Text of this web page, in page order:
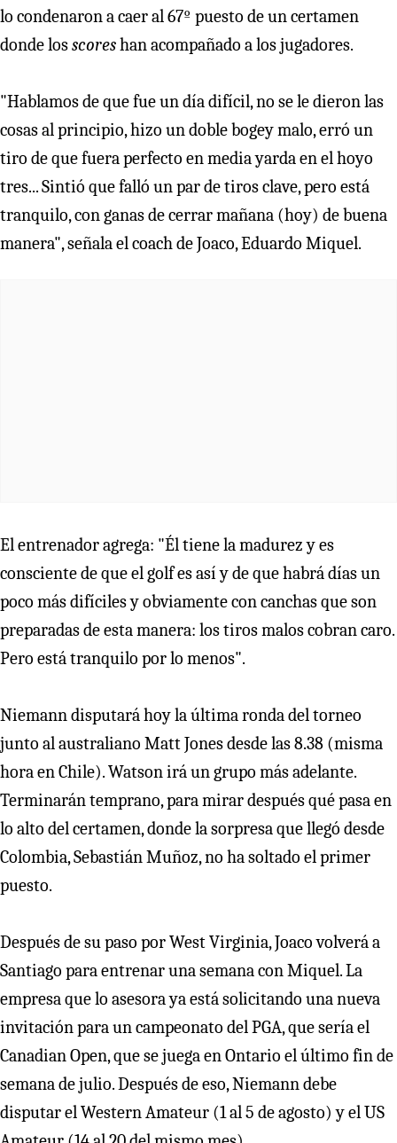
lo condenaron a caer al 67º puesto de un certamen
donde losscoreshan acompañado a los jugadores.
"Hablamos de que fue un día difícil, no se le dieron las
cosas al principio, hizo un doble bogey malo, erró un
tiro de que fuera perfecto en media yarda en el hoyo
tres... Sintió que falló un par de tiros clave, pero está
tranquilo, con ganas de cerrar mañana (hoy) de buena
manera", señala el coach de Joaco, Eduardo Miquel.
El entrenador agrega: "Él tiene la madurez y es
consciente de que el golf es así y de que habrá días un
poco más difíciles y obviamente con canchas que son
preparadas de esta manera: los tiros malos cobran caro.
Pero está tranquilo por lo menos".
Niemann disputará hoy la última ronda del torneo
junto al australiano Matt Jones desde las 8.38 (misma
hora en Chile). Watson irá un grupo más adelante.
Terminarán temprano, para mirar después qué pasa en
lo alto del certamen, donde la sorpresa que llegó desde
Colombia, Sebastián Muñoz, no ha soltado el primer
puesto.
Después de su paso por West Virginia, Joaco volverá a
Santiago para entrenar una semana con Miquel. La
empresa que lo asesora ya está solicitando una nueva
invitación para un campeonato del PGA, que sería el
Canadian Open, que se juega en Ontario el último fin de
semana de julio. Después de eso, Niemann debe
disputar el Western Amateur (1 al 5 de agosto) y el US